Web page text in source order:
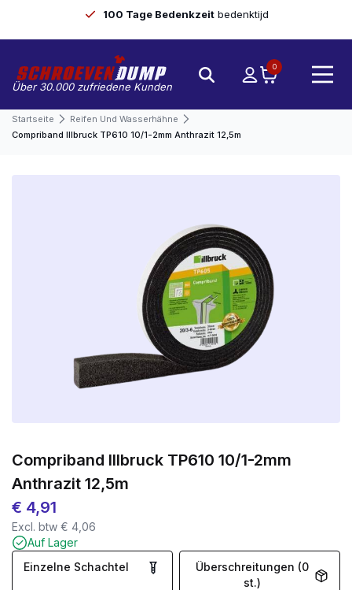
100 Tage Bedenkzeitbedenktijd
Über 30.000 zufriedene Kunden
0
Startseite
Reifen Und Wasserhähne
Compriband Illbruck TP610 10/1-2mm Anthrazit 12,5m
Compriband Illbruck TP610 10/1-2mm
Anthrazit 12,5m
€ 4,91
Excl. btw € 4,06
Auf Lager
Einzelne Schachtel
Überschreitungen (0
st.)